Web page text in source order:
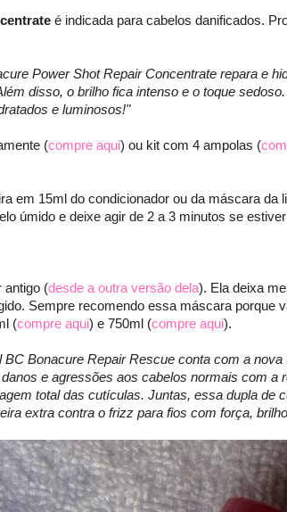
é indicada para cabelos danificados.
Power Shot Repair Concentrate repara e
disso, o brilho fica intenso e o toque
e luminosos!"
(compre aqui) ou kit com 4 ampolas (
em 15ml do condicionador ou da máscara da
úmido e deixe agir de 2 a 3 minutos se
antigo (desde a outra versão dela). Ela deixa
Sempre recomendo essa máscara porque
(compre aqui) e 750ml (compre aqui).
Bonacure Repair Rescue conta com a
e agressões aos cabelos normais com a
total das cutículas. Juntas, essa dupla de
extra contra o frizz para fios com força,